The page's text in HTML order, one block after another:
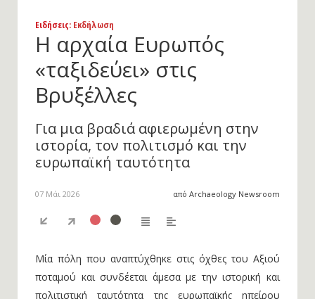
Ειδήσεις: Εκδήλωση
Η αρχαία Ευρωπός
«ταξιδεύει» στις
Βρυξέλλες
Για μια βραδιά αφιερωμένη στην
ιστορία, τον πολιτισμό και την
ευρωπαϊκή ταυτότητα
07 Μάι 2026 από Archaeology Newsroom
Μία πόλη που αναπτύχθηκε στις όχθες του Αξιού
ποταμού και συνδέεται άμεσα με την ιστορική και
πολιτιστική ταυτότητα της ευρωπαϊκής ηπείρου